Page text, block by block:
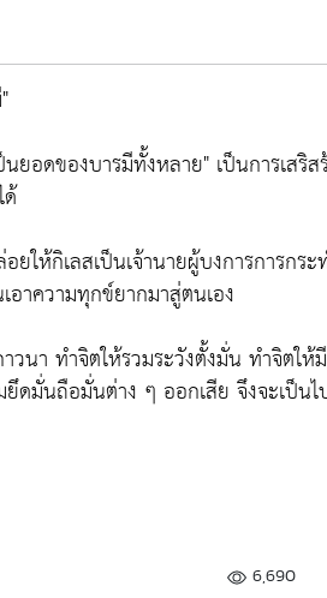
นยอดของบารมีทั้งหลาย" เป็นการเสริ
ยให้กิเลสเป็นเจ้านายผู้บงการการกร
อาความทุกข์ยากมาสู่ตนเอง
วนา ทำจิตให้รวมระวังตั้งมั่น ทำจิตใ
ดมั่นถือมั่นต่าง ๆ ออกเสีย จึงจะเป็
6,690